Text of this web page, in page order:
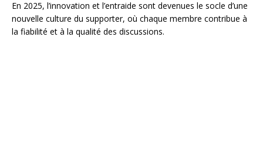
En 2025, l’innovation et l’entraide sont devenues le socle d’une
nouvelle culture du supporter, où chaque membre contribue à
la fiabilité et à la qualité des discussions.